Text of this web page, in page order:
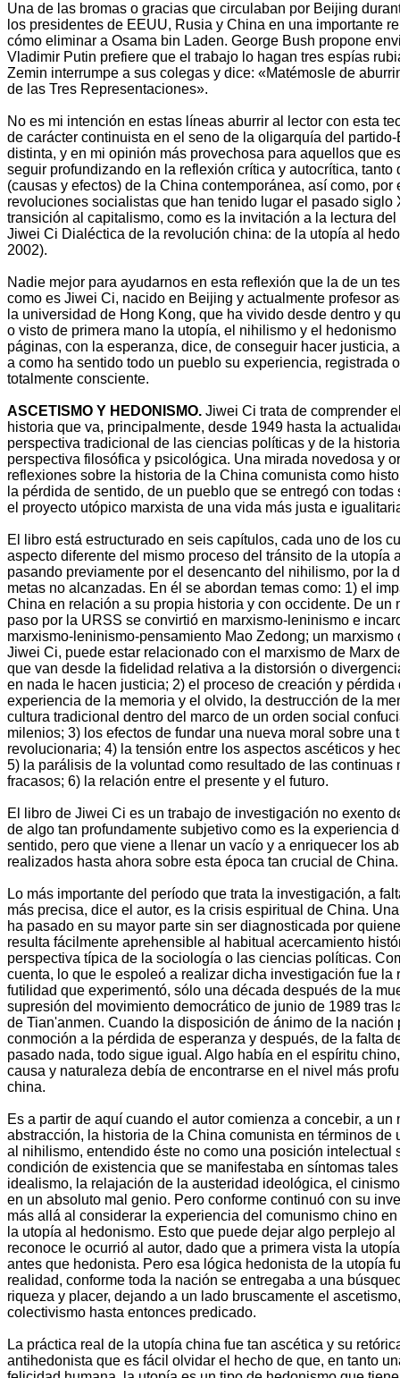
Una de las bromas o gracias que circulaban por Beijing
los presidentes de EEUU, Rusia y China en una importante
cómo eliminar a Osama bin Laden. George Bush propone
Vladimir Putin prefiere que el trabajo lo hagan tres espías
Zemin interrumpe a sus colegas y dice: «Matémosle de
de las Tres Representaciones».
No es mi intención en estas líneas aburrir al lector con esta
de carácter continuista en el seno de la oligarquía del
distinta, y en mi opinión más provechosa para aquellos que
seguir profundizando en la reflexión crítica y autocrítica, tanto
(causas y efectos) de la China contemporánea, así como, por
revoluciones socialistas que han tenido lugar el pasado siglo
transición al capitalismo, como es la invitación a la lectura
Jiwei Ci Dialéctica de la revolución china: de la utopía al
2002).
Nadie mejor para ayudarnos en esta reflexión que la de un
como es Jiwei Ci, nacido en Beijing y actualmente profesor
la universidad de Hong Kong, que ha vivido desde dentro y
o visto de primera mano la utopía, el nihilismo y el
páginas, con la esperanza, dice, de conseguir hacer justicia,
a como ha sentido todo un pueblo su experiencia, registrada
totalmente consciente.
ASCETISMO Y HEDONISMO. Jiwei Ci trata de comprender
historia que va, principalmente, desde 1949 hasta la
perspectiva tradicional de las ciencias políticas y de la
perspectiva filosófica y psicológica. Una mirada novedosa y
reflexiones sobre la historia de la China comunista como
la pérdida de sentido, de un pueblo que se entregó con todas
el proyecto utópico marxista de una vida más justa e
El libro está estructurado en seis capítulos, cada uno de los
aspecto diferente del mismo proceso del tránsito de la utopía
pasando previamente por el desencanto del nihilismo, por la
metas no alcanzadas. En él se abordan temas como: 1) el
China en relación a su propia historia y con occidente. De un
paso por la URSS se convirtió en marxismo-leninismo e
marxismo-leninismo-pensamiento Mao Zedong; un marxismo
Jiwei Ci, puede estar relacionado con el marxismo de Marx
que van desde la fidelidad relativa a la distorsión o
en nada le hacen justicia; 2) el proceso de creación y pérdida
experiencia de la memoria y el olvido, la destrucción de la
cultura tradicional dentro del marco de un orden social
milenios; 3) los efectos de fundar una nueva moral sobre una
revolucionaria; 4) la tensión entre los aspectos ascéticos y
5) la parálisis de la voluntad como resultado de las continuas
fracasos; 6) la relación entre el presente y el futuro.
El libro de Jiwei Ci es un trabajo de investigación no exento
de algo tan profundamente subjetivo como es la experiencia
sentido, pero que viene a llenar un vacío y a enriquecer los
realizados hasta ahora sobre esta época tan crucial de China.
Lo más importante del período que trata la investigación, a
más precisa, dice el autor, es la crisis espiritual de China.
ha pasado en su mayor parte sin ser diagnosticada por
resulta fácilmente aprehensible al habitual acercamiento
perspectiva típica de la sociología o las ciencias políticas.
cuenta, lo que le espoleó a realizar dicha investigación fue la
futilidad que experimentó, sólo una década después de la
supresión del movimiento democrático de junio de 1989 tras
de Tian'anmen. Cuando la disposición de ánimo de la nación
conmoción a la pérdida de esperanza y después, de la falta
pasado nada, todo sigue igual. Algo había en el espíritu
causa y naturaleza debía de encontrarse en el nivel más
china.
Es a partir de aquí cuando el autor comienza a concebir, a un
abstracción, la historia de la China comunista en términos de
al nihilismo, entendido éste no como una posición intelectual
condición de existencia que se manifestaba en síntomas
idealismo, la relajación de la austeridad ideológica, el
en un absoluto mal genio. Pero conforme continuó con su
más allá al considerar la experiencia del comunismo chino
la utopía al hedonismo. Esto que puede dejar algo perplejo al
reconoce le ocurrió al autor, dado que a primera vista la
antes que hedonista. Pero esa lógica hedonista de la utopía
realidad, conforme toda la nación se entregaba a una
riqueza y placer, dejando a un lado bruscamente el
colectivismo hasta entonces predicado.
La práctica real de la utopía china fue tan ascética y su
antihedonista que es fácil olvidar el hecho de que, en tanto